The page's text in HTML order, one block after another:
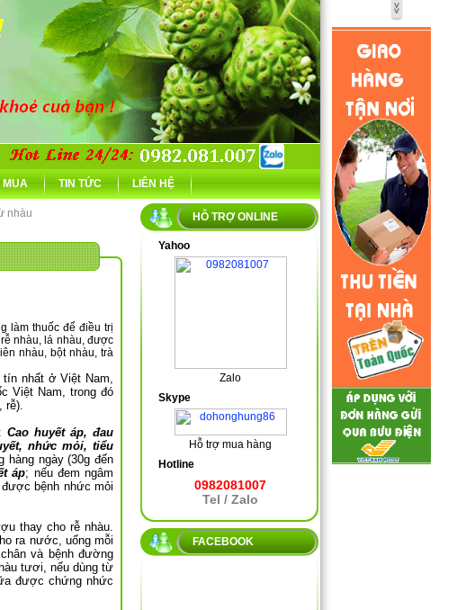
MUA TIN TỨC LIÊN HỆ
nhàu
làm thuốc để điều trị
nhàu, lá nhàu, được
nhàu, bột nhàu, trà
nhất ở Việt Nam,
Việt Nam, trong đó
rễ).
Cao huyết áp, đau
nhức mỏi, tiểu
ngày (30g đến
áp; nếu đem ngâm
bệnh nhức mỏi
thay cho rễ nhàu.
ra nước, uống mỗi
và bệnh đường
tươi, nếu dùng từ
được chứng nhức
HỖ TRỢ ONLINE
Yahoo
Zalo
Skype
Hỗ trợ mua hàng
Hotline
0982081007
Tel / Zalo
FACEBOOK